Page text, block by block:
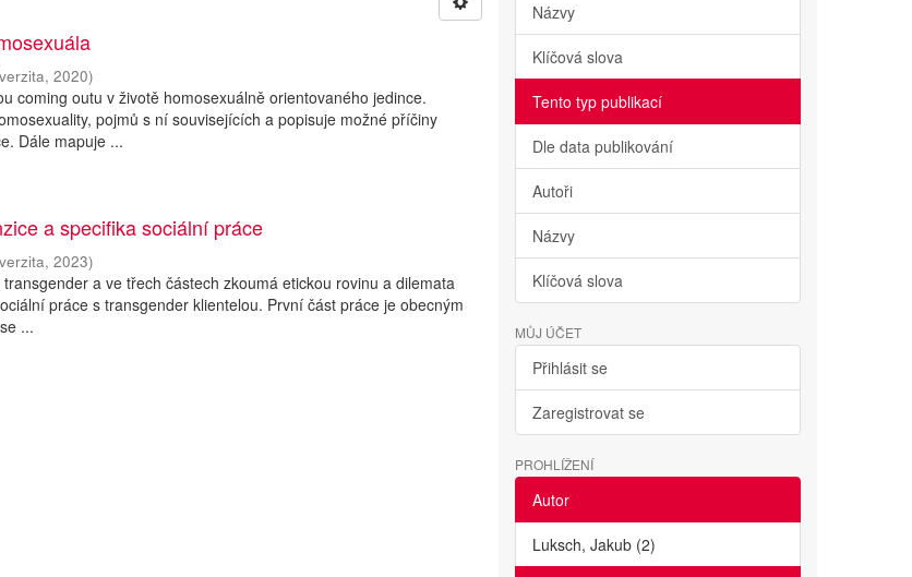
,2020)
coming outu v životě homosexuálně orientovaného jedince.
pojmů s ní souvisejících a popisuje možné příčiny
Dále mapuje ...
a specifika sociální práce
,2023)
a ve třech částech zkoumá etickou rovinu a dilemata
práce s transgender klientelou. První část práce je obecným
...
Názvy
Klíčová slova
Tento typ publikací
Dle data publikování
Autoři
Názvy
Klíčová slova
MŮJ ÚČET
Přihlásit se
Zaregistrovat se
PROHLÍŽENÍ
Autor
Luksch, Jakub (2)